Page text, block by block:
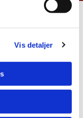
Vis detaljer